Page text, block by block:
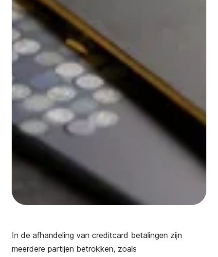
In de afhandeling van creditcard betalingen zijn
meerdere partijen betrokken, zoals